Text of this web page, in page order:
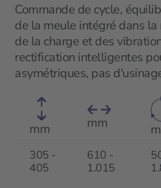
Commande de cycle,
de la meule intégré dans la
de la charge et des
rectification intelligentes
asymétriques, pas
mm mm
305 -
405
610 -
1.015